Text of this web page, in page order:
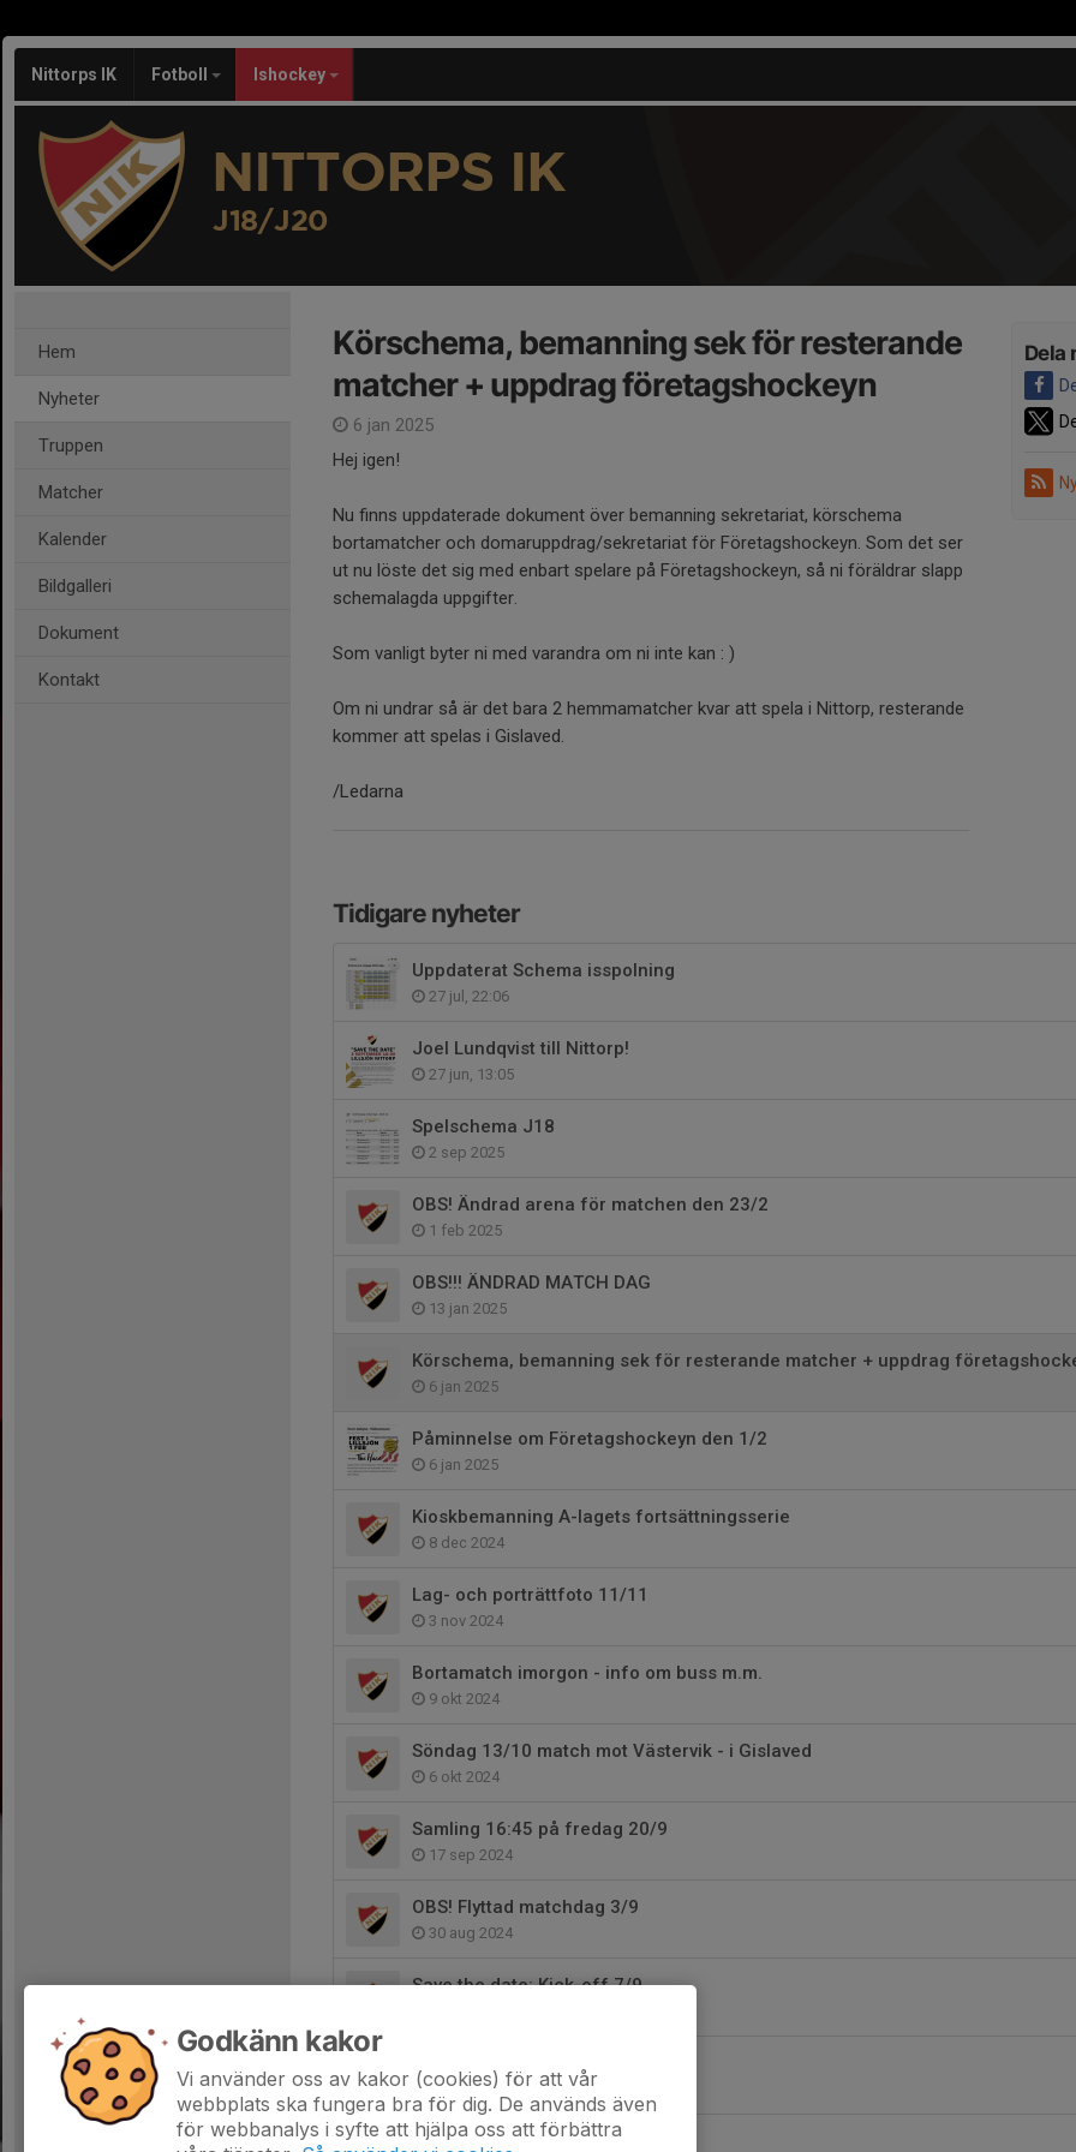
Nittorps IK Fotboll Ishockey
NITTORPS IK
J18/J20
Hem
Nyheter
Truppen
Matcher
Kalender
Bildgalleri
Dokument
Kontakt
Dela
Körschema, bemanning sek för resterande
matcher + uppdrag företagshockeyn
6 jan 2025
Hej igen!
Nu finns uppdaterade dokument över bemanning sekretariat, körschema
bortamatcher och domaruppdrag/sekretariat för Företagshockeyn. Som det ser
ut nu löste det sig med enbart spelare på Företagshockeyn, så ni föräldrar slapp
schemalagda uppgifter.
Som vanligt byter ni med varandra om ni inte kan : )
Om ni undrar så är det bara 2 hemmamatcher kvar att spela i Nittorp, resterande
kommer att spelas i Gislaved.
/Ledarna
Tidigare nyheter
Uppdaterat Schema isspolning
27 jul, 22:06
Joel Lundqvist till Nittorp!
27 jun, 13:05
Spelschema J18
2 sep 2025
OBS! Ändrad arena för matchen den 23/2
1 feb 2025
OBS!!! ÄNDRAD MATCH DAG
13 jan 2025
Körschema, bemanning sek för resterande matcher + uppdrag
6 jan 2025
Påminnelse om Företagshockeyn den 1/2
6 jan 2025
Kioskbemanning A-lagets fortsättningsserie
8 dec 2024
Lag- och porträttfoto 11/11
3 nov 2024
Bortamatch imorgon - info om buss m.m.
9 okt 2024
Söndag 13/10 match mot Västervik - i Gislaved
6 okt 2024
Samling 16:45 på fredag 20/9
17 sep 2024
OBS! Flyttad matchdag 3/9
30 aug 2024
Save the date: Kick-off 7/9
26 jul 2024
Godkänn kakor
Vi använder oss av kakor (cookies) för att vår
webbplats ska fungera bra för dig. De används även
för webbanalys i syfte att hjälpa oss att förbättra